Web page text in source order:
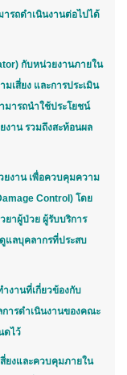
ารถดำเนินงานต่อไปได้
กับหน่วยงานภายใน
เสี่ยง และการประเมิน
มารถนำใช้ประโยชน์
งาน รวมถึงสะท้อนผล
งาน เพื่อควบคุมความ
Control) โดย
าผู้ป่วย ผู้รับบริการ
แลบุคลากรที่ประสบ
งานที่เกี่ยวข้องกับ
การดำเนินงานของคณะ
ดไว้
สี่ยงและควบคุมภายใน